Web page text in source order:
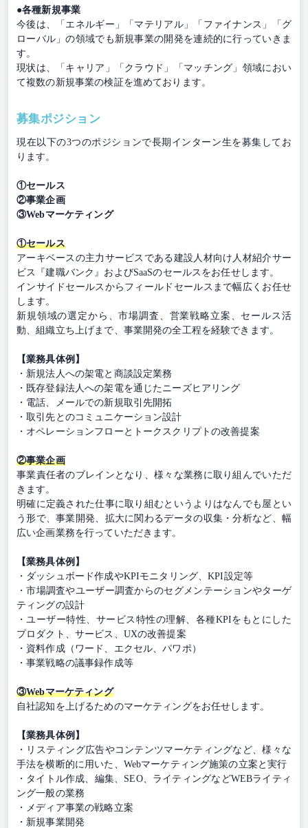
●各種新規事業
今後は、「エネルギー」「マテリアル」「ファイナンス」「グ
ローバル」の領域でも新規事業の開発を連続的に行っていきま
す。
現状は、「キャリア」「クラウド」「マッチング」領域におい
て複数の新規事業の検証を進めております。
募集ポジション
現在以下の3つのポジションで長期インターン生を募集してお
ります。
①セールス
②事業企画
③Webマーケティング
①セールス
アーキベースの主力サービスである建設人材向け人材紹介サー
ビス『建職バンク』およびSaaSのセールスをお任せします。
インサイドセールスからフィールドセールスまで幅広くお任せ
します。
新規領域の選定から、市場調査、営業戦略立案、セールス活
動、組織立ち上げまで、事業開発の全工程を経験できます。
【業務具体例】
・新規法人への架電と商談設定業務
・既存登録法人への架電を通じたニーズヒアリング
・電話、メールでの新規取引先開拓
・取引先とのコミュニケーション設計
・オペレーションフローとトークスクリプトの改善提案
②事業企画
事業責任者のブレインとなり、様々な業務に取り組んでいただ
きます。
明確に定義された仕事に取り組むというよりはなんでも屋とい
う形で、事業開発、拡大に関わるデータの収集・分析など、幅
広い企画業務を行っていただきます。
【業務具体例】
・ダッシュボード作成やKPIモニタリング、KPI設定等
・市場調査やユーザー調査からのセグメンテーションやターゲ
ティングの設計
・ユーザー特性、サービス特性の理解、各種KPIをもとにした
プロダクト、サービス、UXの改善提案
・資料作成（ワード、エクセル、パワポ）
・事業戦略の議事録作成等
③Webマーケティング
自社認知を上げるためのマーケティングをお任せします。
【業務具体例】
・リスティング広告やコンテンツマーケティングなど、様々な
手法を横断的に用いた、Webマーケティング施策の立案と実行
・タイトル作成、編集、SEO、ライティングなどWEBライティ
ング一般の業務
・メディア事業の戦略立案
・新規事業開発